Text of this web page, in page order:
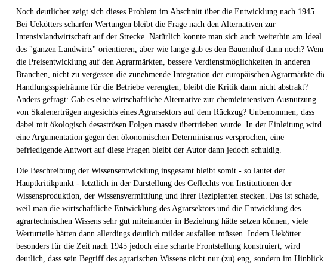
Noch deutlicher zeigt sich dieses Problem im Abschnitt über die Entwicklung nach 1945.
Bei Uekötters scharfen Wertungen bleibt die Frage nach den Alternativen zur
Intensivlandwirtschaft auf der Strecke. Natürlich konnte man sich auch weiterhin am Ideal
des "ganzen Landwirts" orientieren, aber wie lange gab es den Bauernhof dann noch?
die Preisentwicklung auf den Agrarmärkten, bessere Verdienstmöglichkeiten in anderen
Branchen, nicht zu vergessen die zunehmende Integration der europäischen Agrarmärkte
Handlungsspielräume für die Betriebe verengten, bleibt die Kritik dann nicht abstrakt?
Anders gefragt: Gab es eine wirtschaftliche Alternative zur chemieintensiven Ausnutzung
von Skalenerträgen angesichts eines Agrarsektors auf dem Rückzug? Unbenommen, dass
dabei mit ökologisch desaströsen Folgen massiv übertrieben wurde. In der Einleitung wird
eine Argumentation gegen den ökonomischen Determinismus versprochen, eine
befriedigende Antwort auf diese Fragen bleibt der Autor dann jedoch schuldig.
Die Beschreibung der Wissensentwicklung insgesamt bleibt somit - so lautet der
Hauptkritikpunkt - letztlich in der Darstellung des Geflechts von Institutionen der
Wissensproduktion, der Wissensvermittlung und ihrer Rezipienten stecken. Das ist schade,
weil man die wirtschaftliche Entwicklung des Agrarsektors und die Entwicklung des
agrartechnischen Wissens sehr gut miteinander in Beziehung hätte setzen können; viele
Werturteile hätten dann allerdings deutlich milder ausfallen müssen. Indem Uekötter
besonders für die Zeit nach 1945 jedoch eine scharfe Frontstellung konstruiert, wird
deutlich, dass sein Begriff des agrarischen Wissens nicht nur (zu) eng, sondern im Hinblick